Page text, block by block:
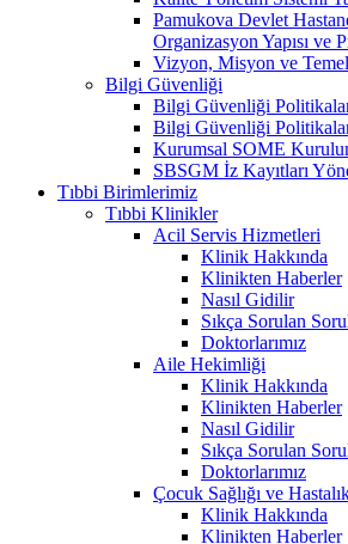
Pamukova Devlet
Organizasyon Yapısı ve
Vizyon, Misyon ve
Bilgi Güvenliği
Bilgi Güvenliği
Bilgi Güvenliği
Kurumsal SOME
SBSGM İz Kayıtları
Tıbbi Birimlerimiz
Tıbbi Klinikler
Acil Servis Hizmetleri
Klinik Hakkında
Klinikten Haberler
Nasıl Gidilir
Sıkça Sorulan
Doktorlarımız
Aile Hekimliği
Klinik Hakkında
Klinikten Haberler
Nasıl Gidilir
Sıkça Sorulan
Doktorlarımız
Çocuk Sağlığı ve
Klinik Hakkında
Klinikten Haberler